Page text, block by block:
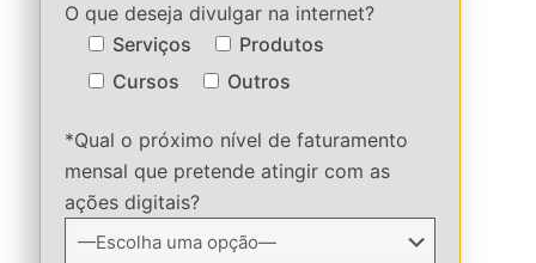
O que deseja divulgar na internet?
Serviços
Produtos
Cursos
Outros
*Qual o próximo nível de faturamento
mensal que pretende atingir com as
ações digitais?